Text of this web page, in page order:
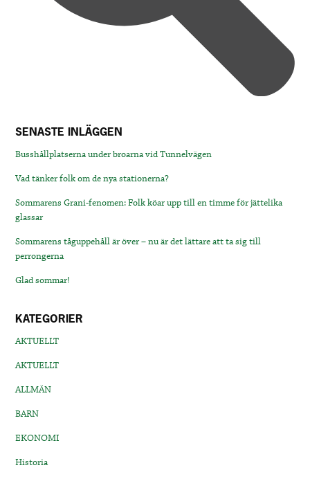
SENASTE INLÄGGEN
Busshållplatserna under broarna vid Tunnelvägen
Vad tänker folk om de nya stationerna?
Sommarens Grani-fenomen: Folk köar upp till en timme för jättelika
glassar
Sommarens tåguppehåll är över – nu är det lättare att ta sig till
perrongerna
Glad sommar!
KATEGORIER
AKTUELLT
AKTUELLT
ALLMÄN
BARN
EKONOMI
Historia